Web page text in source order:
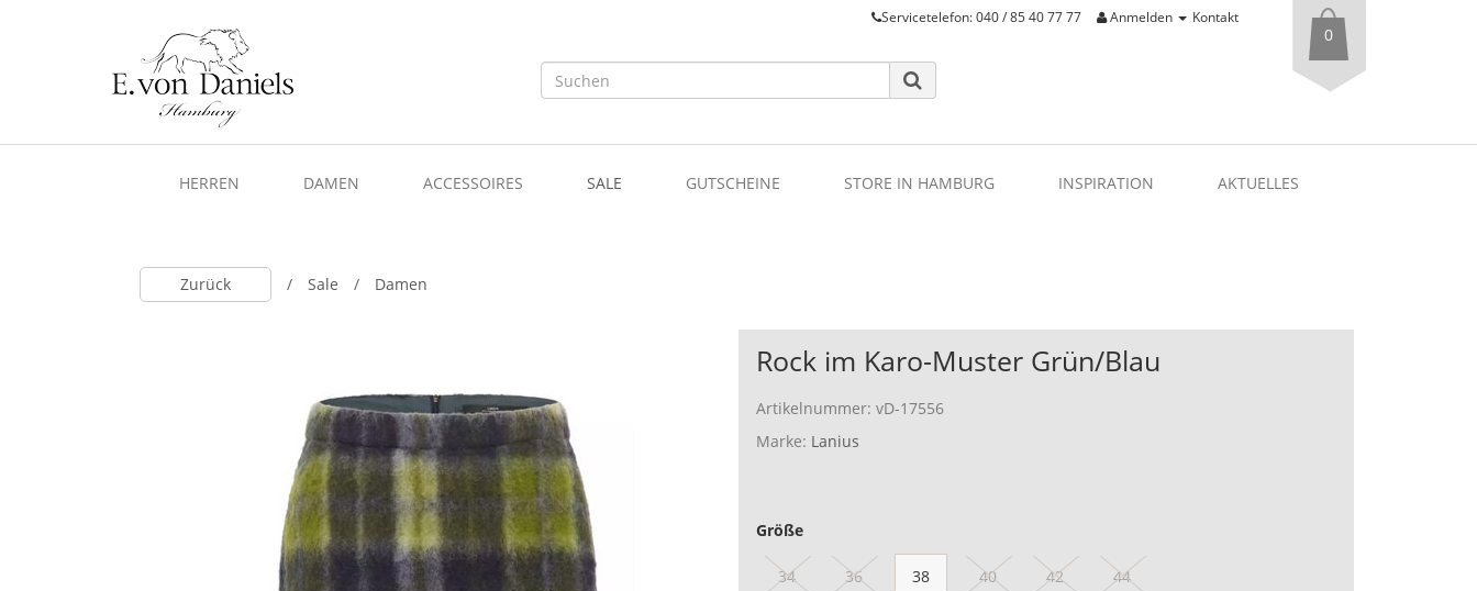
Kontakt
Servicetelefon: 040 / 85 40 77 77 Anmelden
0
HERREN DAMEN ACCESSOIRES SALE GUTSCHEINE STORE IN HAMBURG INSPIRATION AKTUELLES
Zurück Sale Damen
Rock im Karo-Muster Grün/Blau
Artikelnummer: vD-17556
Marke: Lanius
Größe
34 36 38 40 42 44